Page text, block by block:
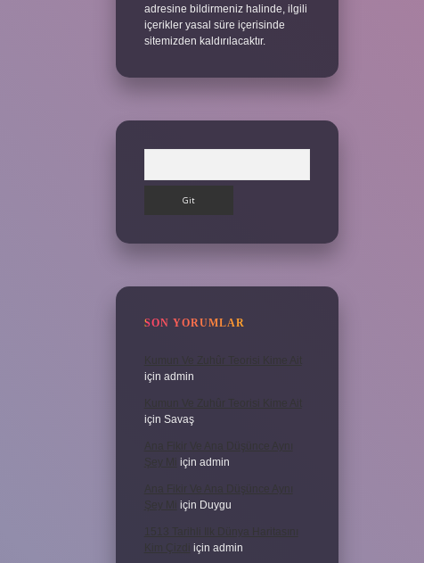
adresine bildirmeniz halinde, ilgili
içerikler yasal süre içerisinde
sitemizden kaldırılacaktır.
SON YORUMLAR
Kumun Ve Zuhûr Teorisi Kime Ait
için admin
Kumun Ve Zuhûr Teorisi Kime Ait
için Savaş
Ana Fikir Ve Ana Düşünce Aynı
Şey Mi için admin
Ana Fikir Ve Ana Düşünce Aynı
Şey Mi için Duygu
1513 Tarihli Ilk Dünya Haritasını
Kim Çizdi
için admin